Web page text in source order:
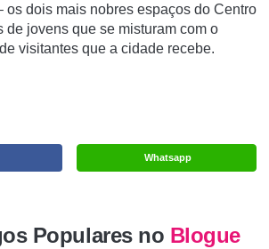
os dois mais nobres espaços do Centro
de jovens que se misturam com o
visitantes que a cidade recebe.
Whatsapp
Populares no Blogue